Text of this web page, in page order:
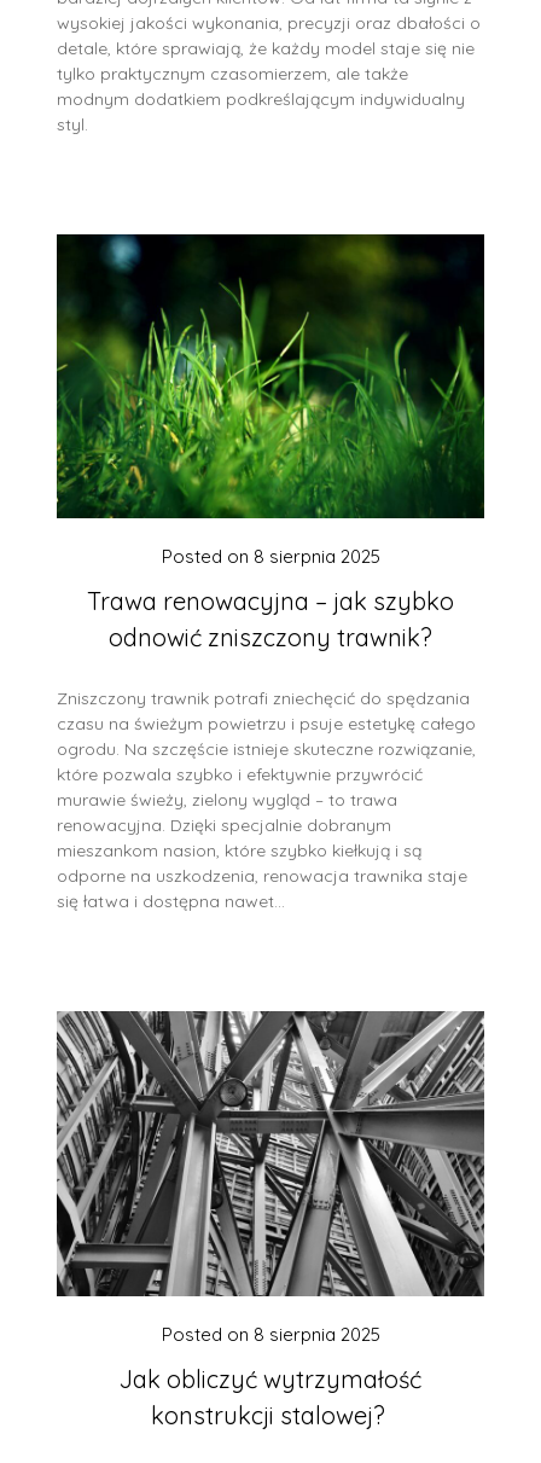
wysokiej jakości wykonania, precyzji oraz dbałości o
detale, które sprawiają, że każdy model staje się nie
tylko praktycznym czasomierzem, ale także
modnym dodatkiem podkreślającym indywidualny
styl.
Trawa renowacyjna – jak szybko
odnowić zniszczony trawnik?
Posted on 8 sierpnia 2025
Zniszczony trawnik potrafi zniechęcić do spędzania
czasu na świeżym powietrzu i psuje estetykę całego
ogrodu. Na szczęście istnieje skuteczne rozwiązanie,
które pozwala szybko i efektywnie przywrócić
murawie świeży, zielony wygląd – to trawa
renowacyjna. Dzięki specjalnie dobranym
mieszankom nasion, które szybko kiełkują i są
odporne na uszkodzenia, renowacja trawnika staje
się łatwa i dostępna nawet…
Jak obliczyć wytrzymałość
konstrukcji stalowej?
Posted on 8 sierpnia 2025